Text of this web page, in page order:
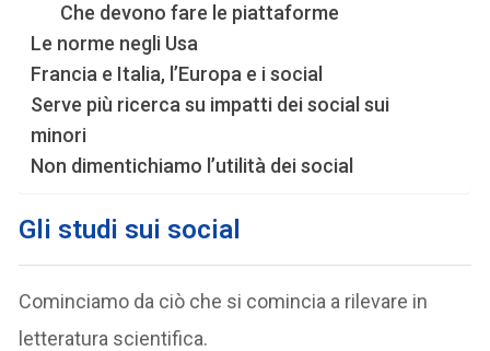
Che devono fare le piattaforme
Le norme negli Usa
Francia e Italia, l’Europa e i social
Serve più ricerca su impatti dei social sui
minori
Non dimentichiamo l’utilità dei social
Gli studi sui social
Cominciamo da ciò che si comincia a rilevare in
letteratura scientifica.